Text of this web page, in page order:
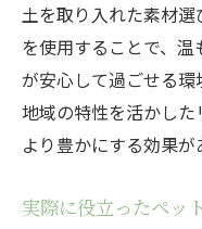
土を取り入れた素材
を使用することで、
が安心して過ごせる環
地域の特性を活かし
より豊かにする効果が
実際に役立ったペッ